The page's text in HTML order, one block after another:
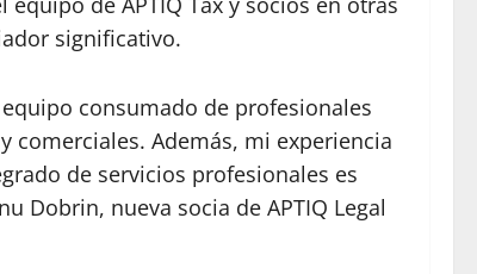
significativo.
consumado de profesionales
comerciales. Además, mi experiencia
de servicios profesionales es
Dobrin, nueva socia de APTIQ Legal